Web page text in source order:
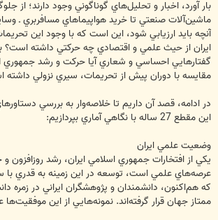
بار آورد، اخبار و تحليل‌هاي گوناگوني ‏وجود دارند؛ از
ماشين‌آلات صنعتي تا خريد هواپيماهاي مسافربري ـ
‏آنچه بايد ارزيابي شود، اين است که با وجود اين
ايران از حيث علمي و ‏اقتصادي چه حرکتي داشته است؟
گفتارهايي احساسي و شعاري آيا حرکت و رشد جمهوري
مقايسه با دوران پيش از تحريمات، سيري نزولي
در ادامه، قصد آن داريم تا خلاصه‌وار به ‏بررسي
اين مقطع 27 ساله با نگاهي آماري بپردازيم: ‏
وضعيت علمي ايران
يكي از افتخارات جمهوري اسلامي ايران، رشد
عرصه‌هاي علمي است، توسعه ‏در اين زمينه به قدري
كه هم‌اكنون، دانشمندان و پژوهشگران ايراني در زمره
ممتاز جهان قرار گرفته‌اند. نمونه‌هايي از اين موفقيت‌ها